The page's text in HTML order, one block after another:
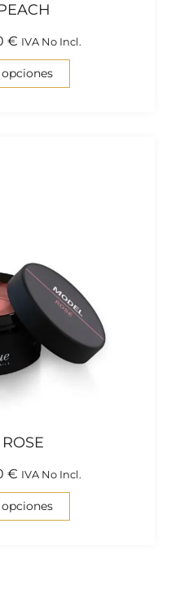
€ IVA No Incl.
€ IVA No Incl.